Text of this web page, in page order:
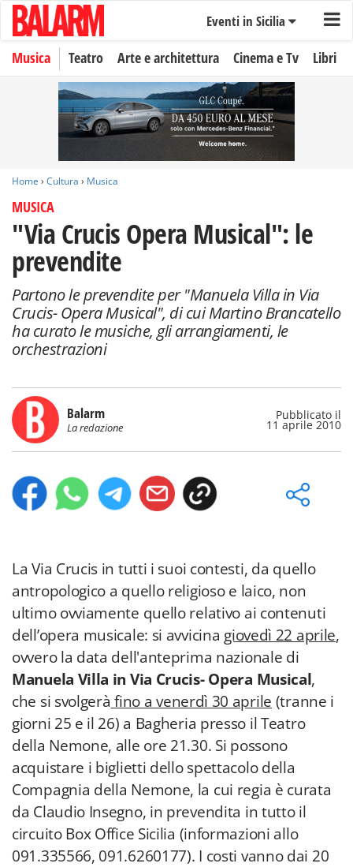
Eventi in Sicilia
Musica Teatro Arte e architettura Cinema e Tv Libri
Home › Cultura › Musica
MUSICA
"Via Crucis Opera Musical": le
prevendite
Partono le prevendite per "Manuela Villa in Via
Crucis- Opera Musical", di cui Martino Brancatello
ha curato le musiche, gli arrangiamenti, le
orchestrazioni
Balarm
La redazione
Pubblicato il
11 aprile 2010
La Via Crucis in tutti i suoi contesti, da quello
antropologico a quello religioso e laico, non
ultimo ovviamente quello relativo ai contenuti
dell’opera musicale: si avvicina giovedì 22 aprile,
ovvero la data dell'anteprima nazionale di
Manuela Villa in Via Crucis- Opera Musical,
che si svolgerà fino a venerdì 30 aprile (tranne i
giorni 25 e il 26) a Bagheria presso il Teatro
della Nemone, alle ore 21.30. Si possono
acquistare i biglietti dello spettacolo della
Compagnia della Nemone, la cui regia è curata
da Claudio Insegno, in prevendita in tutto il
circuito Box Office Sicilia (informazioni allo
091.335566, 091.6260177). I costi vanno dai 20